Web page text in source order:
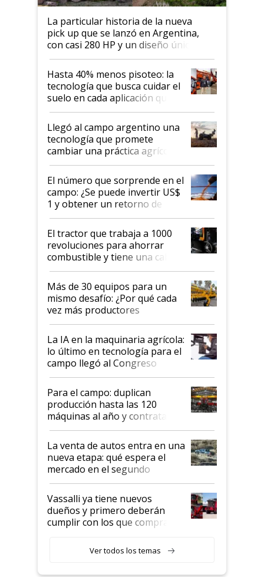
La particular historia de la nueva
pick up que se lanzó en Argentina,
con casi 280 HP y un diseño único: a
cuánto se vende
Hasta 40% menos pisoteo: la
tecnología que busca cuidar el
suelo en cada aplicación que
llevó Jacto al Congreso
Aapresid 2026
Llegó al campo argentino una
tecnología que promete
cambiar una práctica agrícola
clave: ¿Y si analizar el suelo
fuera tan simple como apretar
un botón?
El número que sorprende en el
campo: ¿Se puede invertir US$
1 y obtener un retorno de
hasta US$ 10 en agricultura?
El tractor que trabaja a 1000
revoluciones para ahorrar
combustible y tiene una cabina
que parece una computadora:
lo último en el mundo,
disponible en Argentina
Más de 30 equipos para un
mismo desafío: ¿Por qué cada
vez más productores
incorporan fertilizante bajo
tierra?
La IA en la maquinaria agrícola:
lo último en tecnología para el
campo llegó al Congreso
Aapresid 2026
Para el campo: duplican
producción hasta las 120
máquinas al año y contratan
especialistas de la industria
automotriz para lograrlo
La venta de autos entra en una
nueva etapa: qué espera el
mercado en el segundo
semestre
Vassalli ya tiene nuevos
dueños y primero deberán
cumplir con los que compraron
recibieron: quién está detrás
del rescate de la empresa
Ver todos los temas